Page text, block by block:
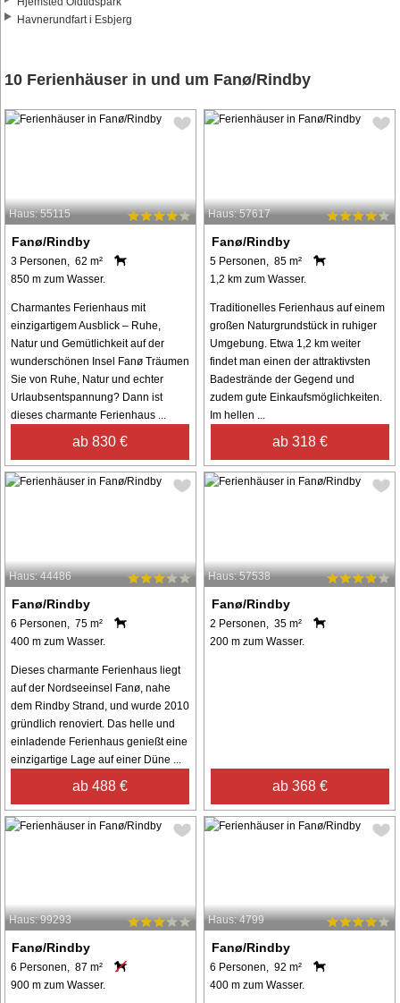
Havnerundfart i Esbjerg
10 Ferienhäuser in und um Fanø/Rindby
Haus: 55115
Fanø/Rindby
3 Personen, 62 m²
850 m zum Wasser.
Charmantes Ferienhaus mit
einzigartigem Ausblick – Ruhe,
Natur und Gemütlichkeit auf der
wunderschönen Insel Fanø Träumen
Sie von Ruhe, Natur und echter
Urlaubsentspannung? Dann ist
dieses charmante Ferienhaus ...
ab 830 €
Haus: 57617
Fanø/Rindby
5 Personen, 85 m²
1,2 km zum Wasser.
Traditionelles Ferienhaus auf einem
großen Naturgrundstück in ruhiger
Umgebung. Etwa 1,2 km weiter
findet man einen der attraktivsten
Badestrände der Gegend und
zudem gute Einkaufsmöglichkeiten.
Im hellen ...
ab 318 €
Haus: 44486
Fanø/Rindby
6 Personen, 75 m²
400 m zum Wasser.
Dieses charmante Ferienhaus liegt
auf der Nordseeinsel Fanø, nahe
dem Rindby Strand, und wurde 2010
gründlich renoviert. Das helle und
einladende Ferienhaus genießt eine
einzigartige Lage auf einer Düne ...
ab 488 €
Haus: 57538
Fanø/Rindby
2 Personen, 35 m²
200 m zum Wasser.
ab 368 €
Haus: 99293
Fanø/Rindby
6 Personen, 87 m²
900 m zum Wasser.
Haus: 4799
Fanø/Rindby
6 Personen, 92 m²
400 m zum Wasser.